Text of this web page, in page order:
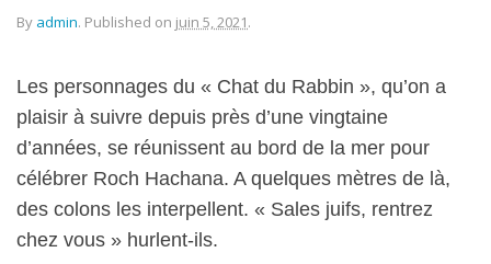
By admin. Published on juin 5, 2021.
Les personnages du « Chat du Rabbin », qu’on a
plaisir à suivre depuis près d’une vingtaine
d’années, se réunissent au bord de la mer pour
célébrer Roch Hachana. A quelques mètres de là,
des colons les interpellent. « Sales juifs, rentrez
chez vous » hurlent-ils.